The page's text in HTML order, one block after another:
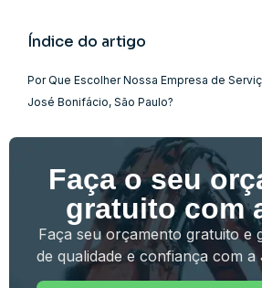
Índice do artigo
Por Que Escolher Nossa Empresa de
José Bonifácio, São Paulo?
Faça o seu
gratuito com
Faça seu orçamento gratuito e
de qualidade e confiança com a